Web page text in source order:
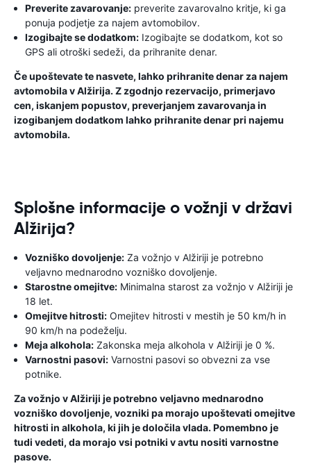
Preverite zavarovanje: preverite zavarovalno kritje, ki ga
ponuja podjetje za najem avtomobilov.
Izogibajte se dodatkom: Izogibajte se dodatkom, kot so
GPS ali otroški sedeži, da prihranite denar.
Če upoštevate te nasvete, lahko prihranite denar za najem
avtomobila v Alžirija. Z zgodnjo rezervacijo, primerjavo
cen, iskanjem popustov, preverjanjem zavarovanja in
izogibanjem dodatkom lahko prihranite denar pri najemu
avtomobila.
Splošne informacije o vožnji v državi
Alžirija?
Vozniško dovoljenje: Za vožnjo v Alžiriji je potrebno
veljavno mednarodno vozniško dovoljenje.
Starostne omejitve: Minimalna starost za vožnjo v Alžiriji je
18 let.
Omejitve hitrosti: Omejitev hitrosti v mestih je 50 km/h in
90 km/h na podeželju.
Meja alkohola: Zakonska meja alkohola v Alžiriji je 0 %.
Varnostni pasovi: Varnostni pasovi so obvezni za vse
potnike.
Za vožnjo v Alžiriji je potrebno veljavno mednarodno
vozniško dovoljenje, vozniki pa morajo upoštevati omejitve
hitrosti in alkohola, ki jih je določila vlada. Pomembno je
tudi vedeti, da morajo vsi potniki v avtu nositi varnostne
pasove.